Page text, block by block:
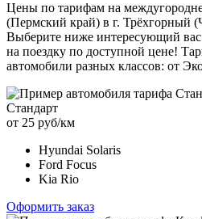
Цены по тарифам на
(Пермский край) в г. Трёхгорный
Выберите ниже интересующий
на поездку по доступной цене!
автомобили разных классов: от
Стандарт
от 25 руб/км
Hyundai Solaris
Ford Focus
Kia Rio
Оформить заказ